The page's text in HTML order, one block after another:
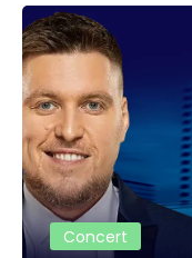
Concert